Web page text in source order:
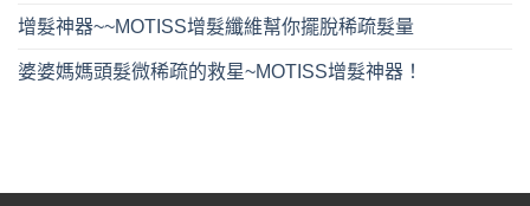
增髮神器~~MOTISS增髮纖維幫你擺脫稀疏髮量
婆婆媽媽頭髮微稀疏的救星~MOTISS增髮神器！